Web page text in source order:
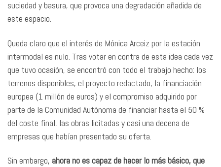
suciedad y basura, que provoca una degradación añadida de
este espacio.
Queda claro que el interés de Mónica Arceiz por la estación
intermodal es nulo. Tras votar en contra de esta idea cada vez
que tuvo ocasión, se encontró con todo el trabajo hecho: los
terrenos disponibles, el proyecto redactado, la financiación
europea (1 millón de euros) y el compromiso adquirido por
parte de la Comunidad Autónoma de financiar hasta el 50 %
del coste final, las obras licitadas y casi una decena de
empresas que habían presentado su oferta.
Sin embargo, ahora no es capaz de hacer lo más básico, que